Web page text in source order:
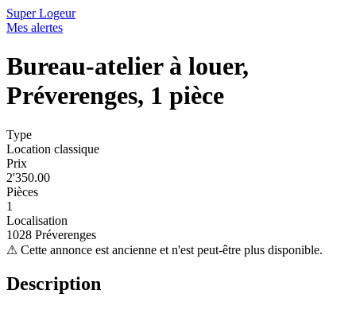
Super Logeur
Mes alertes
Bureau-atelier à louer,
Préverenges, 1 pièce
Type
Location classique
Prix
2'350.00
Pièces
1
Localisation
1028 Préverenges
⚠ Cette annonce est ancienne et n'est peut-être plus disponible.
Description